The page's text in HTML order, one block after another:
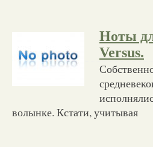
Ноты
Versus.
волынке. Кстати, учитывая